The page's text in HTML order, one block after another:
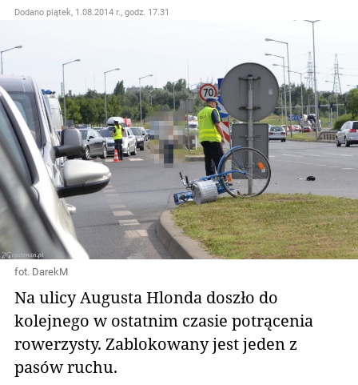
Dodano piątek, 1.08.2014 r., godz. 17.31
fot. DarekM
Na ulicy Augusta Hlonda doszło do
kolejnego w ostatnim czasie potrącenia
rowerzysty. Zablokowany jest jeden z
pasów ruchu.